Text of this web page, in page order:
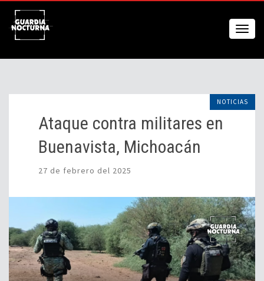
NOTICIAS
Ataque contra militares en
Buenavista, Michoacán
27 de febrero del 2025